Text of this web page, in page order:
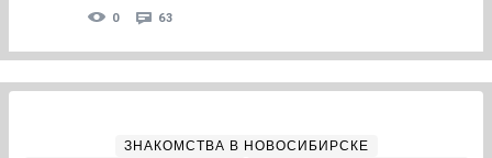
0 63
ЗНАКОМСТВА В НОВОСИБИРСКЕ